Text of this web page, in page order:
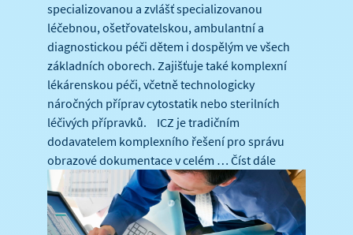
specializovanou a zvlášť specializovanou
léčebnou, ošetřovatelskou, ambulantní a
diagnostickou péči dětem i dospělým ve všech
základních oborech. Zajišťuje také komplexní
lékárenskou péči, včetně technologicky
náročných příprav cytostatik nebo sterilních
léčivých přípravků. ICZ je tradičním
dodavatelem komplexního řešení pro správu
obrazové dokumentace v celém … Číst dále